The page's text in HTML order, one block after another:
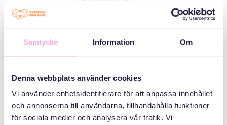
Samtycke Information Om
Denna webbplats använder cookies
Vi använder enhetsidentifierare för att anpassa innehållet
och annonserna till användarna, tillhandahålla funktioner
för sociala medier och analysera vår trafik. Vi
Email
bokningen@svenskamedbaby.se